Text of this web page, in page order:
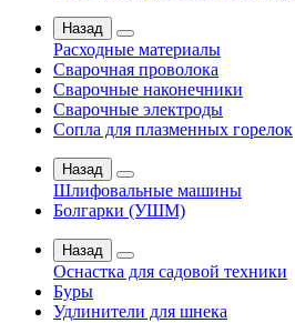
Назад
Расходные материалы
Сварочная проволока
Сварочные наконечники
Сварочные электроды
Сопла для плазменных горелок
Назад
Шлифовальные машины
Болгарки (УШМ)
Назад
Оснастка для садовой техники
Буры
Удлинители для шнека